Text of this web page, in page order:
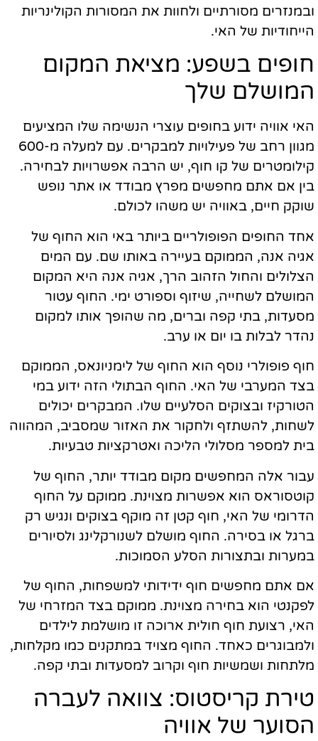
ובמנזרים מסורתיים ולחוות את המסורות הקולינריות
הייחודיות של האי.
חופים בשפע: מציאת המקום
המושלם שלך
האי אוויה ידוע בחופים עוצרי הנשימה שלו המציעים
מגוון רחב של פעילויות למבקרים. עם למעלה מ-600
קילומטרים של קו חוף, יש הרבה אפשרויות לבחירה.
בין אם אתם מחפשים מפרץ מבודד או אתר נופש
שוקק חיים, באוויה יש משהו לכולם.
אחד החופים הפופולריים ביותר באי הוא החוף של
אגיה אנה, הממוקם בעיירה באותו שם. עם המים
הצלולים והחול הזהוב הרך, אגיה אנה היא המקום
המושלם לשחייה, שיזוף וספורט ימי. החוף עטור
מסעדות, בתי קפה וברים, מה שהופך אותו למקום
נהדר לבלות בו יום או ערב.
חוף פופולרי נוסף הוא החוף של לימניונאס, הממוקם
בצד המערבי של האי. החוף הבתולי הזה ידוע במי
הטורקיז ובצוקים הסלעיים שלו. המבקרים יכולים
לשחות, להשתזף ולחקור את האזור שמסביב, המהווה
בית למספר מסלולי הליכה ואטרקציות טבעיות.
עבור אלה המחפשים מקום מבודד יותר, החוף של
קוטסוראס הוא אפשרות מצוינת. ממוקם על החוף
הדרומי של האי, חוף קטן זה מוקף בצוקים ונגיש רק
ברגל או בסירה. החוף מושלם לשנורקלינג ולסיורים
במערות ובתצורות הסלע הסמוכות.
אם אתם מחפשים חוף ידידותי למשפחות, החוף של
לפקנטי הוא בחירה מצוינת. ממוקם בצד המזרחי של
האי, רצועת חוף חולית ארוכה זו מושלמת לילדים
ולמבוגרים כאחד. החוף מצויד במתקנים כמו מקלחות,
מלתחות ושמשיות חוף וקרוב למסעדות ובתי קפה.
טירת קריסטוס: צוואה לעברה
הסוער של אוויה